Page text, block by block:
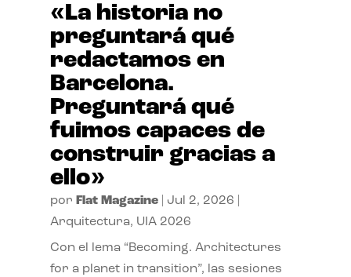
«La historia no
preguntará qué
redactamos en
Barcelona.
Preguntará qué
fuimos capaces de
construir gracias a
ello»
por Flat Magazine| Jul 2, 2026
Arquitectura, UIA 2026
Con el lema “Becoming. Architectures
for a planet in transition”, las sesiones